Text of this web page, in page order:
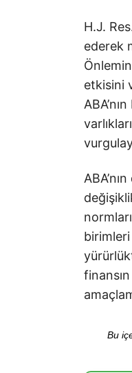
H.J.
ederek
etkisini
Bu